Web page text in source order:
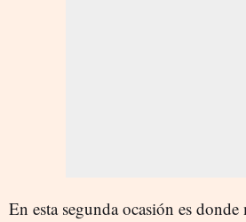
En esta segunda ocasión es